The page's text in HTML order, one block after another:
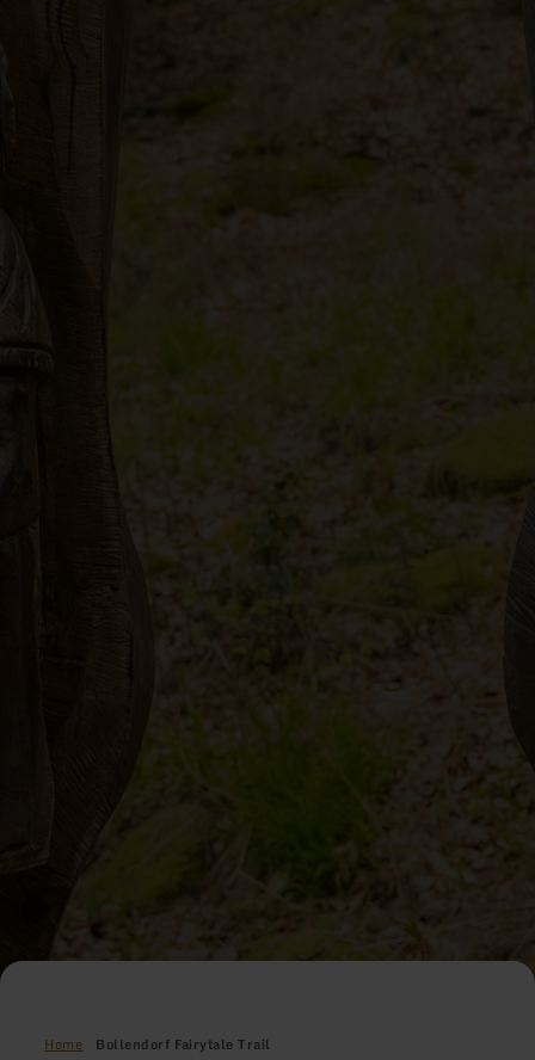
Home Bollendorf Fairytale Trail